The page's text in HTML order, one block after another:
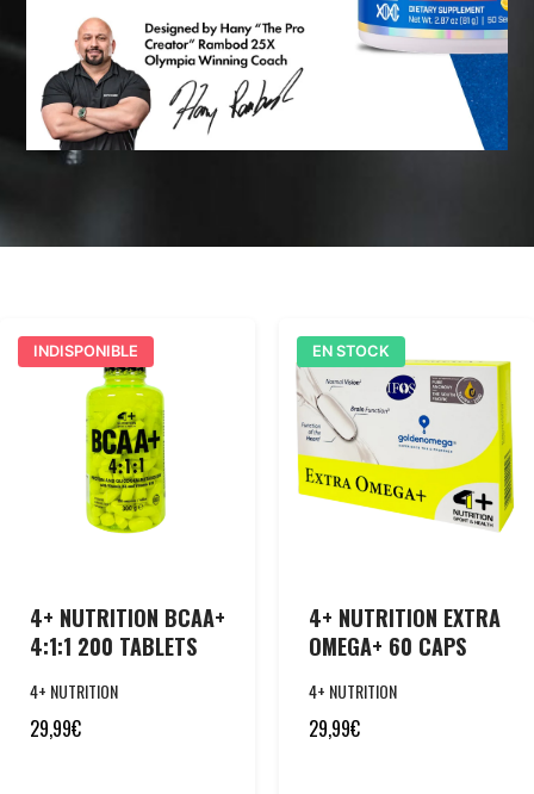
INDISPONIBLE
4+ NUTRITION BCAA+
4:1:1 200 TABLETS
4+ NUTRITION
29,99€
EN STOCK
4+ NUTRITION EXTRA
OMEGA+ 60 CAPS
4+ NUTRITION
29,99€